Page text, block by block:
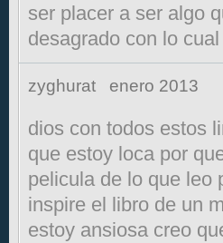
ser placer a ser algo
desagrado con lo
zyghurat enero 2013
dios con todos estos
que estoy loca por
pelicula de lo que leo
inspire el libro de un
estoy ansiosa creo